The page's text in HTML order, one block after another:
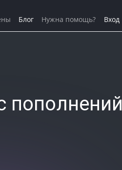
пополнений
Вход
Блог Нужна помощь?